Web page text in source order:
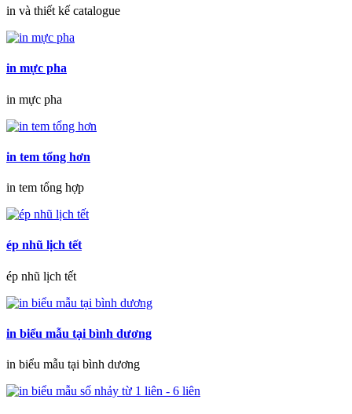
in và thiết kế catalogue
in mực pha
in mực pha
in tem tổng hơn
in tem tổng hợp
ép nhũ lịch tết
ép nhũ lịch tết
in biểu mẫu tại bình dương
in biểu mẫu tại bình dương